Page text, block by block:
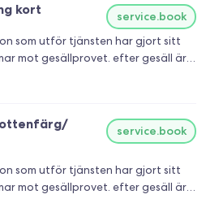
kort
service.book
som utför tjänsten har gjort sitt
mot gesällprovet. efter gesäll är
25% rabatt på alla
service.book
som utför tjänsten har gjort sitt
mot gesällprovet. efter gesäll är
25% rabatt på alla